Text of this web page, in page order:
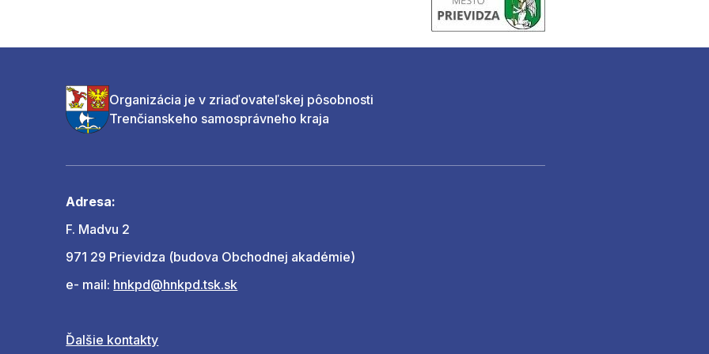
Organizácia je v zriaďovateľskej pôsobnosti
Trenčianskeho samosprávneho kraja
Adresa:
F. Madvu 2
971 29 Prievidza (budova Obchodnej akadémie)
e- mail: hnkpd@hnkpd.tsk.sk
Ďalšie kontakty